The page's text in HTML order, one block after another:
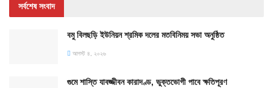
সর্বশেষ সংবাদ
বমু বিলছড়ি ইউনিয়ন শ্রমিক দলের মতবিনিময় সভা অনুষ্ঠিত
আগস্ট ৪, ২০২৬
গুমে শাস্তি যাবজ্জীবন কারাদণ্ড, ভুক্তভোগী পাবে ক্ষতিপূরণ